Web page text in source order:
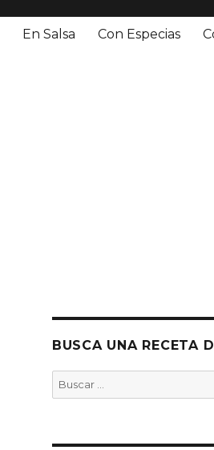
En Salsa Con Especias
BUSCA UNA RECETA
Buscar
por: